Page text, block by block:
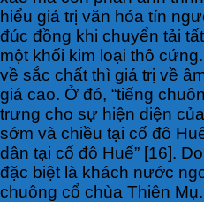
hiểu giá trị văn hóa tín
đúc đồng khi chuyển tải
một khối kim loại thô
về sắc chất thì giá trị về
giá cao. Ở đó, “tiếng
trưng cho sự hiện diện
sớm và chiều tại cố đô
dân tại cố đô Huế” [16].
đặc biệt là khách nước
chuông cổ chùa Thiên Mụ.